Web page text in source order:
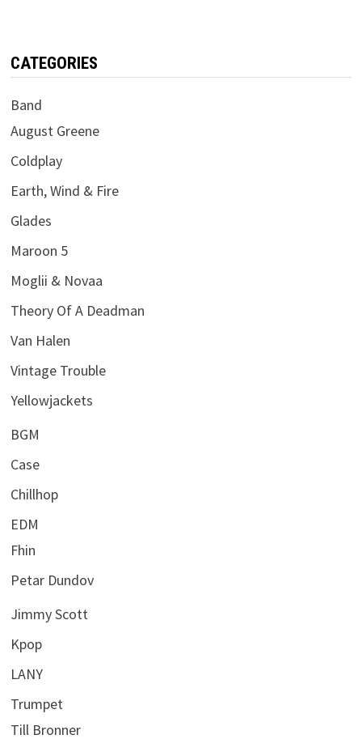
CATEGORIES
Band
August Greene
Coldplay
Earth, Wind & Fire
Glades
Maroon 5
Moglii & Novaa
Theory Of A Deadman
Van Halen
Vintage Trouble
Yellowjackets
BGM
Case
Chillhop
EDM
Fhin
Petar Dundov
Jimmy Scott
Kpop
LANY
Trumpet
Till Bronner